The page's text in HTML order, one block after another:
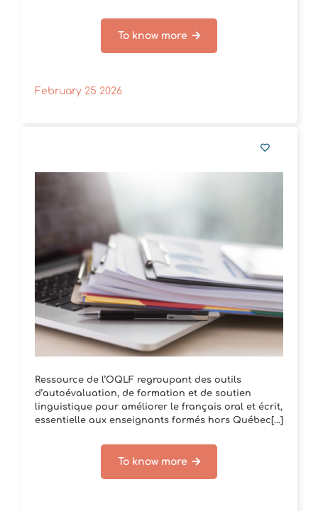
To know more
February 25 2026
Ressource de l’OQLF regroupant des outils
d’autoévaluation, de formation et de soutien
linguistique pour améliorer le français oral et écrit,
essentielle aux enseignants formés hors Québec[...]
To know more